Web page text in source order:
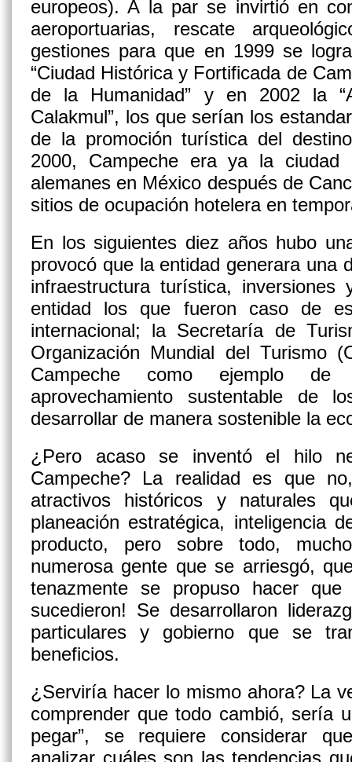
europeos). A la par se invirtió en
aeroportuarias, rescate
gestiones para que en 1999 se
“Ciudad Histórica y Fortificada de
de la Humanidad” y en 2002 la
Calakmul”, los que serían los
de la promoción turística del
2000, Campeche era ya la ciudad
alemanes en México después de
sitios de ocupación hotelera en
En los siguientes diez años hubo
provocó que la entidad generara una
infraestructura turística,
entidad los que fueron caso de
internacional; la Secretaría de
Organización Mundial del Turismo
Campeche como ejemplo de
aprovechamiento sustentable de
desarrollar de manera sostenible la
¿Pero acaso se inventó el hilo
Campeche? La realidad es que
atractivos históricos y naturales
planeación estratégica, inteligencia
producto, pero sobre todo,
numerosa gente que se arriesgó,
tenazmente se propuso hacer
sucedieron! Se desarrollaron
particulares y gobierno que se
beneficios.
¿Serviría hacer lo mismo ahora? La
comprender que todo cambió, sería
pegar”, se requiere considerar
analizar cuáles son las tendencias